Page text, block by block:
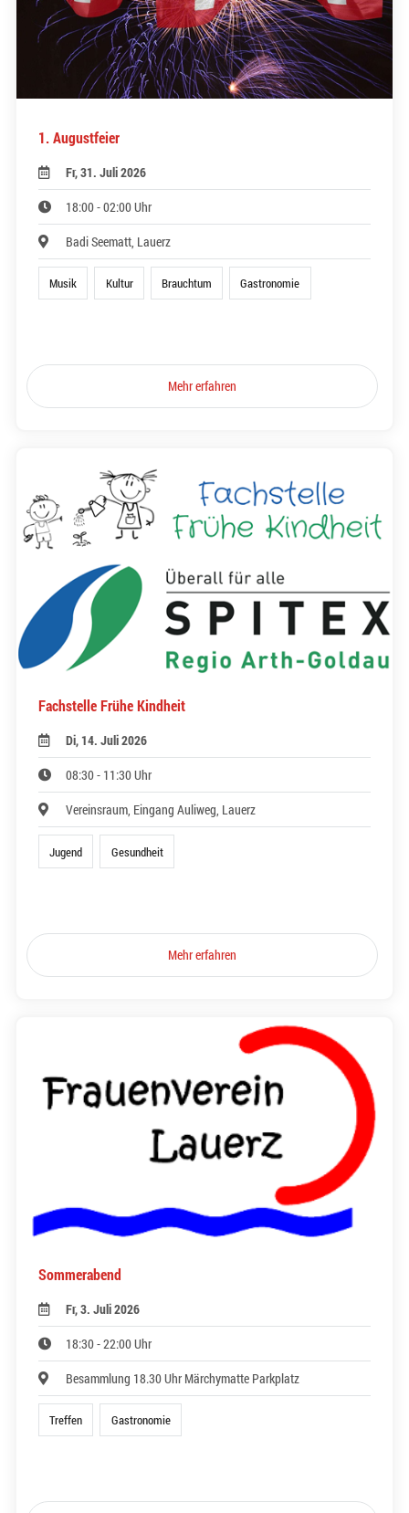
1. Augustfeier
Fr, 31. Juli 2026
18:00 - 02:00 Uhr
Badi Seematt, Lauerz
Musik Kultur Brauchtum Gastronomie
Mehr erfahren
Fachstelle Frühe Kindheit
Di, 14. Juli 2026
08:30 - 11:30 Uhr
Vereinsraum, Eingang Auliweg, Lauerz
Jugend Gesundheit
Mehr erfahren
Sommerabend
Fr, 3. Juli 2026
18:30 - 22:00 Uhr
Besammlung 18.30 Uhr Märchymatte Parkplatz
Treffen Gastronomie